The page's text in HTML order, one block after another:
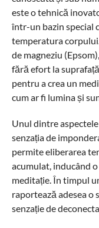
este o tehnică
într-un bazin special
temperatura
de magneziu
fără efort la
pentru a crea un
cum ar fi lumina și
Unul dintre
senzația de
permite eliberarea
acumulat, inducând
meditație. În timpul
raportează adesea o
senzație de